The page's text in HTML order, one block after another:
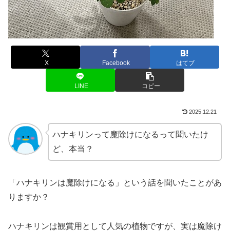
X Facebook はてブ
LINE コピー
2025.12.21
ハナキリンって魔除けになるって聞いたけ
ど、本当？
「ハナキリンは魔除けになる」という話を聞いたことがあ
りますか？
ハナキリンは観賞用として人気の植物ですが、実は魔除け